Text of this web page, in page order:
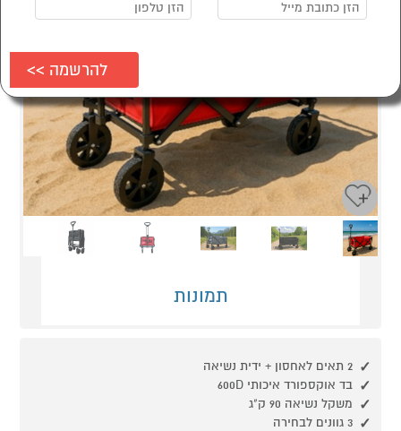
Previous
Next
תמונות
2 תאים לאחסון + ידית נשיאה
בד אוקספורד איכותי 600D
משקל נשיאה 90 ק"ג
3 גוונים לבחירה